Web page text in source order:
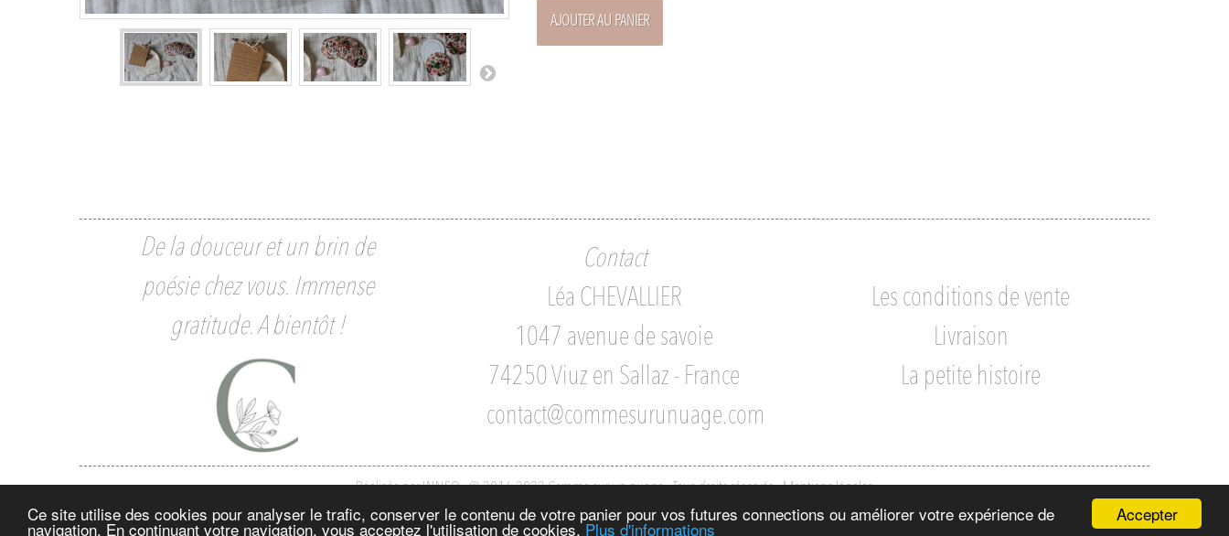
Accepter
Ce site utilise des cookies pour analyser le trafic, conserver le contenu de votre panier pour vos futures connections ou améliorer votre expérience de
navigation. En continuant votre navigation, vous acceptez l'utilisation de cookies.Plus d'informations
AJOUTER AU PANIER
De la douceur et un brin de
poésie chez vous. Immense
gratitude. A bientôt !
Contact
Léa CHEVALLIER
1047 avenue de savoie
74250 Viuz en Sallaz - France
contact@commesurunuage.com
Les conditions de vente
Livraison
La petite histoire
Réalisée par INNEO - © 2016-2022 Comme sur un nuage - Tous droits réservés-Mentions légales